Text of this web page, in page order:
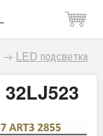
→ LED подсветка
32LJ523